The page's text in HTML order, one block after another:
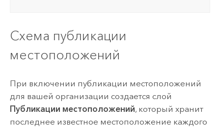
Схема публикации
местоположений
При включении публикации местоположений
для вашей организации создается слой
Публикации местоположений, который хранит
последнее известное местоположение каждого